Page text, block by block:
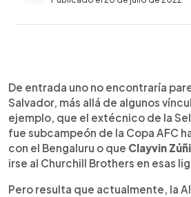
► Escuchar artículo
De entrada uno no encontraría
Salvador, más allá de algunos
ejemplo, que el extécnico de la
fue subcampeón de la Copa AFC
con el Bengaluru o que Clayvin
irse al Churchill Brothers en esas
Pero resulta que actualmente, la